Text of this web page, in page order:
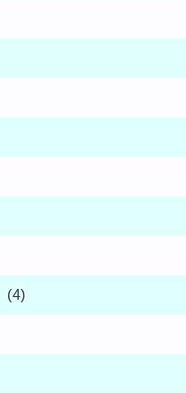
(4)